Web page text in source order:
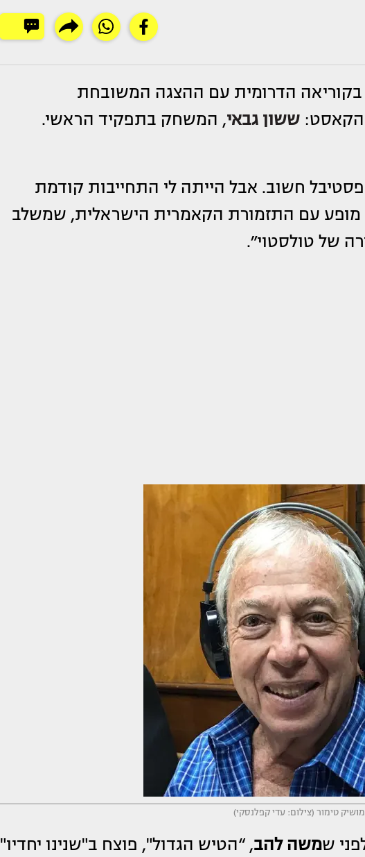
בקוריאה הדרומית עם ההצגה המשובחת
הקאסט:ששון גבאי, המשחק בתפקיד הראשי.
פסטיבל חשוב. אבל הייתה לי התחייבות קודמת
מופע עם התזמורת הקאמרית הישראלית, שמשלב
של טולסטוי״.
מושיק טימור (צילום: עדי קפלנסקי)
שמשה להב, “הטיש הגדול", פוצח ב"שנינו יחדיו"